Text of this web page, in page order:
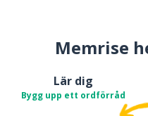
Memrise
Lär dig
Bygg upp ett ordförråd